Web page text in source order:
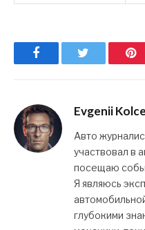
Facebook
Evgenii
Авто
участвовал в
посещаю
Я являюсь
глубокими